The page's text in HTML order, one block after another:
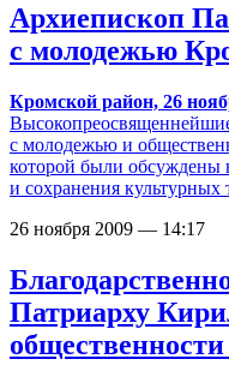
Архиепископ
с молодежью
Кромской район, 26
с молодежью и
которой были обсуждены
и сохранения культурных
26 ноября 2009 — 14:17
Патриарху